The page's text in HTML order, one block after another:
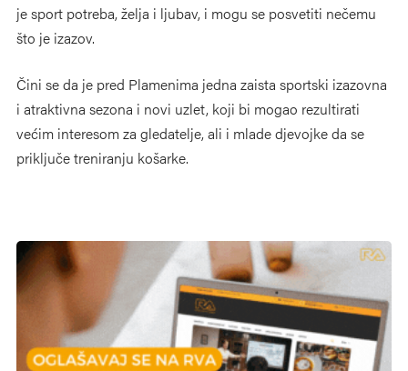
je sport potreba, želja i ljubav, i mogu se posvetiti nečemu
što je izazov.
Čini se da je pred Plamenima jedna zaista sportski izazovna
i atraktivna sezona i novi uzlet, koji bi mogao rezultirati
većim interesom za gledatelje, ali i mlade djevojke da se
priključe treniranju košarke.